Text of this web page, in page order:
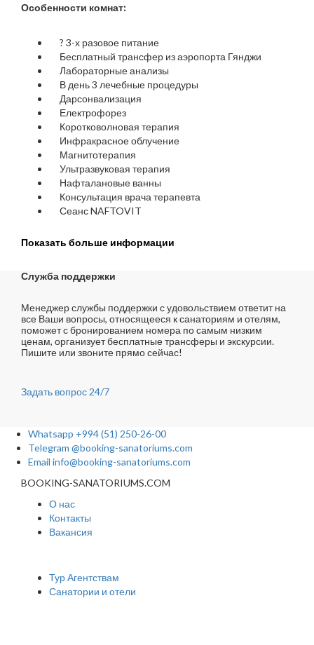
Особенности комнат:
? 3-х разовое питание
Бесплатный трансфер из аэропорта Гянджи
Лабораторные анализы
В день 3 лечебные процедуры
Дарсонвализация
Електрофорез
Коротковолновая терапия
Инфракрасное облучение
Магнитотерапия
Ультразвуковая терапия
Нафталановые ванны
Консультация врача терапевта
Сеанс NAFTOVIT
Показать больше информации
Служба поддержки
Менеджер службы поддержки с удовольствием ответит на
все Ваши вопросы, относящееся к санаториям и отелям,
поможет с бронированием номера по самым низким
ценам, организует бесплатные трансферы и экскурсии.
Пишите или звоните прямо сейчас!
Задать вопрос 24/7
Whatsapp +994 (51) 250-26-00
Telegram @booking-sanatoriums.com
Email info@booking-sanatoriums.com
BOOKING-SANATORIUMS.COM
О нас
Контакты
Вакансия
Тур Агентствам
Санатории и отели